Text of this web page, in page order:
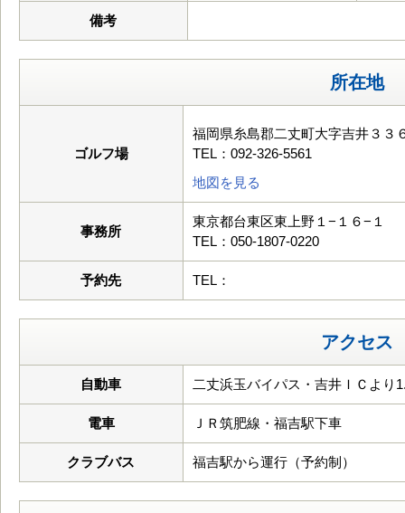
備考
所在地
ゴルフ場
福岡県糸島郡二丈町大字吉井３３
TEL：092-326-5561
地図を見る
事務所
東京都台東区東上野１−１６−１
TEL：050-1807-0220
予約先 TEL：
アクセス
自動車 二丈浜玉バイパス・吉井ＩＣより
電車 ＪＲ筑肥線・福吉駅下車
クラブバス 福吉駅から運行（予約制）